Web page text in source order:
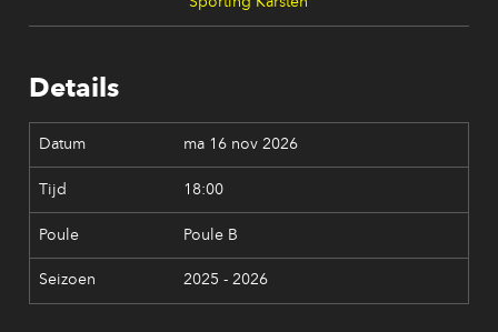
Details
ma 16 nov 2026
18:00
Poule B
2025 - 2026